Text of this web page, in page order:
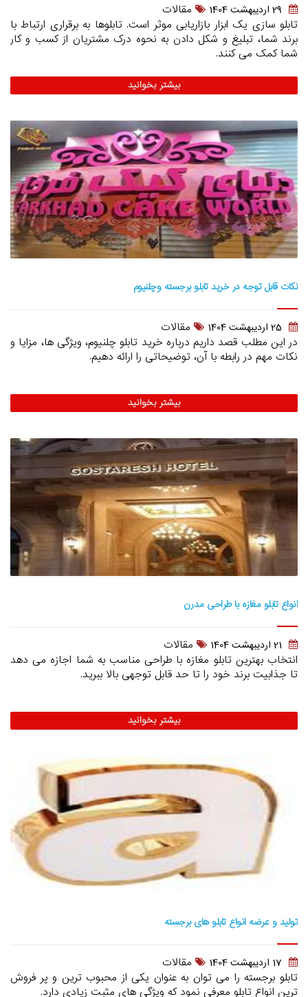
29 ارديبهشت 1404
مقالات
تابلو سازی یک ابزار بازاریابی موثر است. تابلوها به برقراری ارتباط با
برند شما، تبلیغ و شکل دادن به نحوه درک مشتریان از کسب و کار
شما کمک می‌ کنند.
بیشتر بخوانید
نکات قابل توجه در خرید تابلو برجسته وچلنیوم
25 ارديبهشت 1404
مقالات
در این مطلب قصد داریم درباره خرید تابلو چلنیوم، ویژگی ها، مزایا و
نکات مهم در رابطه با آن، توضیحاتی را ارائه دهیم.
بیشتر بخوانید
انواع تابلو مغازه با طراحی مدرن
21 ارديبهشت 1404
مقالات
انتخاب بهترین تابلو مغازه با طراحی مناسب به شما اجازه می دهد
تا جذابیت برند خود را تا حد قابل توجهی بالا ببرید.
بیشتر بخوانید
تولید و عرضه انواع تابلو های برجسته
17 ارديبهشت 1404
مقالات
تابلو برجسته را می توان به عنوان یکی از محبوب ترین و پر فروش
ترین انواع تابلو معرفی نمود که ویژگی های مثبت زیادی دارد.